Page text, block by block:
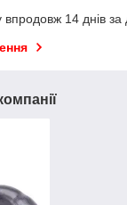
14 днів за